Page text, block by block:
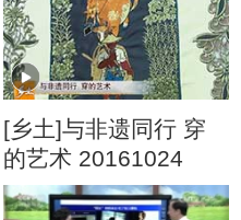
[乡土]与非遗同行 穿
的艺术 20161024